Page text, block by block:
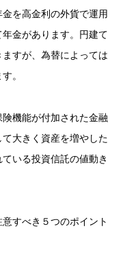
を高金利の外貨で運用
金があります。円建て
すが、為替によっては
。
機能が付加された金融
大きく資産を増やした
いる投資信託の値動き
すべき５つのポイント